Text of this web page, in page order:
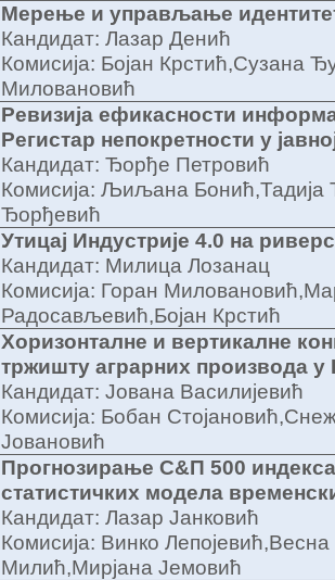
Мерење и управљање
Кандидат: Лазар Денић
Комисија: Бојан Крстић,Сузана
Миловановић
Ревизија ефикасности
Регистар непокретности у
Кандидат: Ђорђе Петровић
Комисија: Љиљана
Ђорђевић
Утицај Индустрије 4.0 на
Кандидат: Милица Лозанац
Комисија: Горан
Радосављевић,Бојан Крстић
Хоризонталне и вертикалне
тржишту аграрних производа
Кандидат: Јована Василијевић
Комисија: Бобан
Јовановић
Прогнозирање С&П 500
статистичких модела
Кандидат: Лазар Јанковић
Комисија: Винко
Милић,Мирјана Јемовић